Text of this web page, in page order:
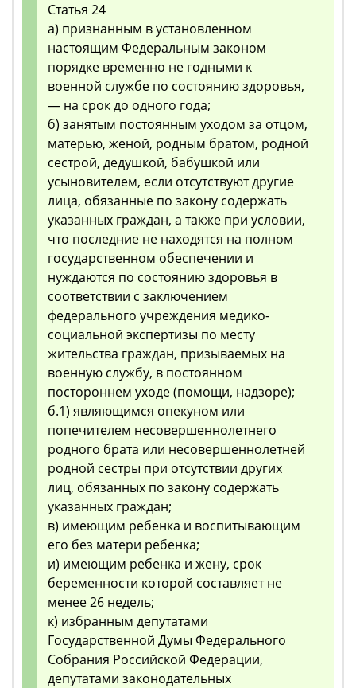
Статья 24
а) признанным в установленном
настоящим Федеральным законом
порядке временно не годными к
военной службе по состоянию здоровья,
— на срок до одного года;
б) занятым постоянным уходом за отцом,
матерью, женой, родным братом, родной
сестрой, дедушкой, бабушкой или
усыновителем, если отсутствуют другие
лица, обязанные по закону содержать
указанных граждан, а также при условии,
что последние не находятся на полном
государственном обеспечении и
нуждаются по состоянию здоровья в
соответствии с заключением
федерального учреждения медико-
социальной экспертизы по месту
жительства граждан, призываемых на
военную службу, в постоянном
постороннем уходе (помощи, надзоре);
б.1) являющимся опекуном или
попечителем несовершеннолетнего
родного брата или несовершеннолетней
родной сестры при отсутствии других
лиц, обязанных по закону содержать
указанных граждан;
в) имеющим ребенка и воспитывающим
его без матери ребенка;
и) имеющим ребенка и жену, срок
беременности которой составляет не
менее 26 недель;
к) избранным депутатами
Государственной Думы Федерального
Собрания Российской Федерации,
депутатами законодательных